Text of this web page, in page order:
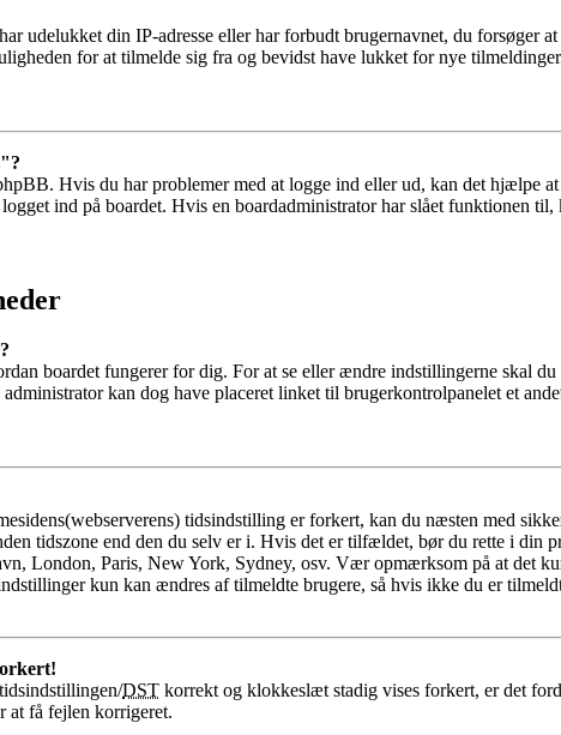
udelukket din IP-adresse eller har forbudt brugernavnet, du forsøger
for at tilmelde sig fra og bevidst have lukket for nye
Hvis du har problemer med at logge ind eller ud, kan det hjælpe
ind på boardet. Hvis en boardadministrator har slået funktionen til,
boardet fungerer for dig. For at se eller ændre indstillingerne skal
kan dog have placeret linket til brugerkontrolpanelet et
tidsindstilling er forkert, kan du næsten med
tidszone end den du selv er i. Hvis det er tilfældet, bør du rette i din
London, Paris, New York, Sydney, osv. Vær opmærksom på at det
kun kan ændres af tilmeldte brugere, så hvis ikke du er
DST korrekt og klokkeslæt stadig vises forkert, er det
at få fejlen korrigeret.